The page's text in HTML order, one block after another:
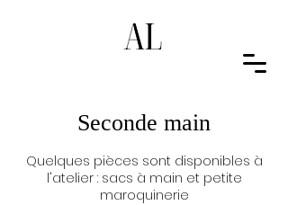
Seconde main
Quelques pièces sont disponibles à
l'atelier : sacs à main et petite
maroquinerie